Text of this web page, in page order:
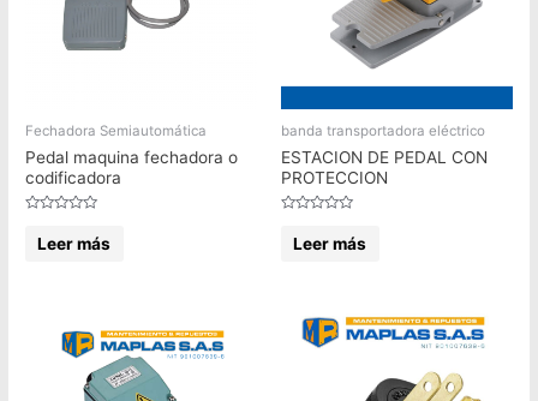
Fechadora Semiautomática
Pedal maquina fechadora o
codificadora
enLeer más
banda transportadora eléctrico
ESTACION DE PEDAL CON
PROTECCION
enLeer más